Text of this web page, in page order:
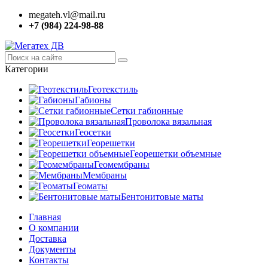
megateh.vl@mail.ru
+7 (984) 224-98-88
Категории
Геотекстиль
Габионы
Сетки габионные
Проволока вязальная
Геосетки
Георешетки
Георешетки объемные
Геомембраны
Мембраны
Геоматы
Бентонитовые маты
Главная
О компании
Доставка
Документы
Контакты